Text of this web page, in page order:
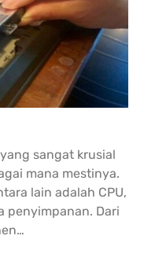
sangat krusial
mana mestinya.
lain adalah CPU,
penyimpanan. Dari